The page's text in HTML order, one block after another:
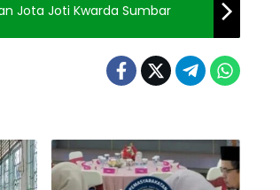
Jota Joti Kwarda Sumbar